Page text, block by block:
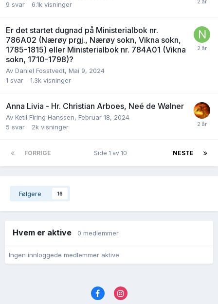
9 svar 6.1k visninger
Er det startet dugnad på Ministerialbok nr.
786A02 (Nærøy prgj., Nærøy sokn, Vikna sokn,
1785-1815) eller Ministerialbok nr. 784A01 (Vikna
sokn, 1710-1798)?
Av Daniel Fosstvedt, Mai 9, 2024
1 svar 1.3k visninger
Anna Livia - Hr. Christian Arboes, Neé de Wølner
Av Ketil Firing Hanssen, Februar 18, 2024
5 svar 2k visninger
FORRIGE NESTE
Side 1 av 10
Følgere 16
Hvem er aktive 0 medlemmer
Ingen innloggede medlemmer aktive